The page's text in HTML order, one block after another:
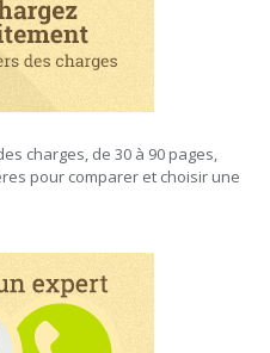
charges, de 30 à 90 pages,
pour comparer et choisir une